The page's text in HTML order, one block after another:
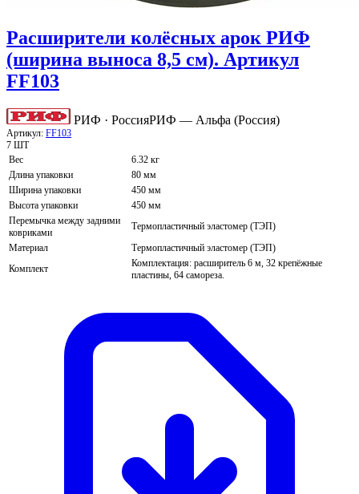
Расширители колёсных арок РИФ
(ширина выноса 8,5 см). Артикул
FF103
РИФ · РоссияРИФ — Альфа (Россия)
Артикул: FF103
7 ШТ
Вес
6.32 кг
Длина упаковки
80 мм
Ширина упаковки
450 мм
Высота упаковки
450 мм
Перемычка между задними
ковриками
Термопластичный эластомер (ТЭП)
Материал
Термопластичный эластомер (ТЭП)
Комплект
Комплектация: расширитель 6 м, 32 крепёжные
пластины, 64 самореза.